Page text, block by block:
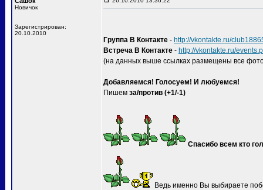
Новичок
Зарегистрирован:
20.10.2010
Группа В Контакте - http://vkontakte.ru/
Встреча В Контакте - http://vkontakte.ru/
(на данных выше ссылках размещены все
Добавляемся! Голосуем! И любуемся!
Пишем за/против (+1/-1)
Спасибо всем кто
Ведь именно Вы выбираете